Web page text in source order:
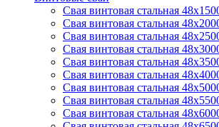
Свая винтовая стальная
Свая винтовая стальная
Свая винтовая стальная
Свая винтовая стальная
Свая винтовая стальная
Свая винтовая стальная
Свая винтовая стальная
Свая винтовая стальная
Свая винтовая стальная